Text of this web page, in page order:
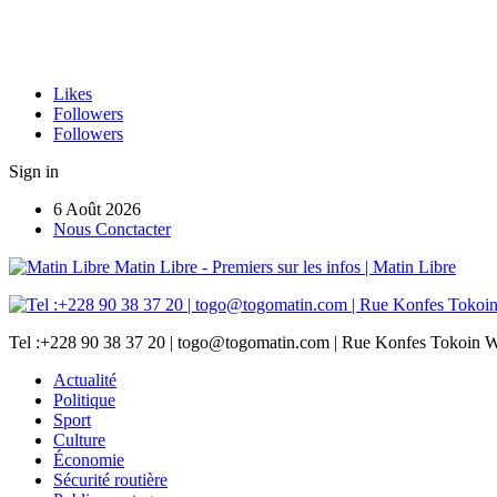
Likes
Followers
Followers
Sign in
6 Août 2026
Nous Conctacter
Matin Libre - Premiers sur les infos | Matin Libre
Tel :+228 90 38 37 20 | togo@togomatin.com | Rue Konfes Tokoin
Actualité
Politique
Sport
Culture
Économie
Sécurité routière